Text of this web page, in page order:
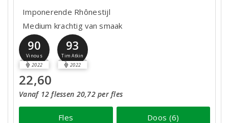
Imponerende Rhônestijl
Medium krachtig van smaak
90
Vinous
2022
93
Tim Atkin
2022
22,60
Vanaf 12 flessen 20,72 per fles
Fles Doos (6)